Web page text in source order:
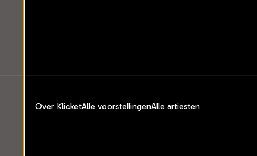
Over KlicketAlle voorstellingenAlle artiesten